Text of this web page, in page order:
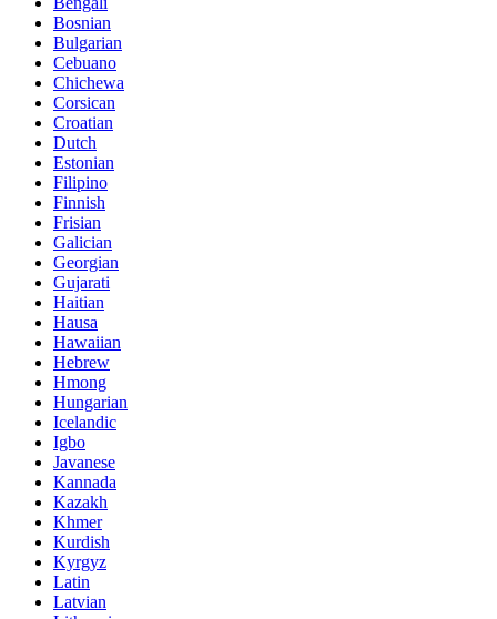
Bosnian
Bulgarian
Cebuano
Chichewa
Corsican
Croatian
Dutch
Estonian
Filipino
Finnish
Frisian
Galician
Georgian
Gujarati
Haitian
Hausa
Hawaiian
Hebrew
Hmong
Hungarian
Icelandic
Igbo
Javanese
Kannada
Kazakh
Khmer
Kurdish
Kyrgyz
Latin
Latvian